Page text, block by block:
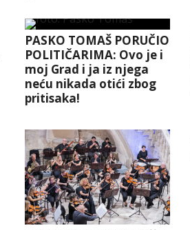
PASKO TOMAŠ PORUČIO
POLITIČARIMA: Ovo je i
moj Grad i ja iz njega
neću nikada otići zbog
pritisaka!